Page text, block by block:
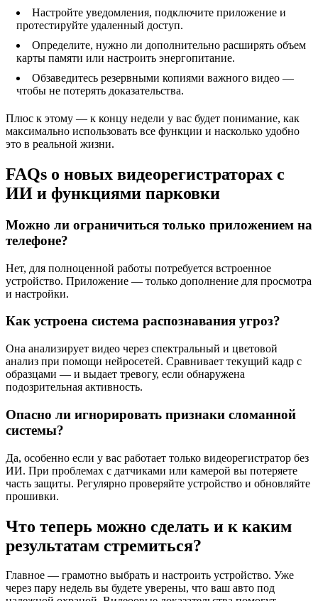
Настройте уведомления, подключите приложение и
протестируйте удаленный доступ.
Определите, нужно ли дополнительно расширять объем
карты памяти или настроить энергопитание.
Обзаведитесь резервными копиями важного видео —
чтобы не потерять доказательства.
Плюс к этому — к концу недели у вас будет понимание, как
максимально использовать все функции и насколько удобно
это в реальной жизни.
FAQs о новых видеорегистраторах с
ИИ и функциями парковки
Можно ли ограничиться только приложением на
телефоне?
Нет, для полноценной работы потребуется встроенное
устройство. Приложение — только дополнение для просмотра
и настройки.
Как устроена система распознавания угроз?
Она анализирует видео через спектральный и цветовой
анализ при помощи нейросетей. Сравнивает текущий кадр с
образцами — и выдает тревогу, если обнаружена
подозрительная активность.
Опасно ли игнорировать признаки сломанной
системы?
Да, особенно если у вас работает только видеорегистратор без
ИИ. При проблемах с датчиками или камерой вы потеряете
часть защиты. Регулярно проверяйте устройство и обновляйте
прошивки.
Что теперь можно сделать и к каким
результатам стремиться?
Главное — грамотно выбрать и настроить устройство. Уже
через пару недель вы будете уверены, что ваш авто под